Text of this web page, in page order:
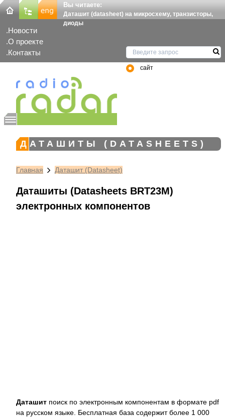
Вы читаете:
Даташит (datasheet) на микросхему, транзисторы,
диоды
Новости
О проекте
Контакты
сайт
ДАТАШИТЫ (DATASHEETS)
Главная Даташит (Datasheet)
Даташиты (Datasheets BRT23M)
электронных компонентов
Даташит поиск по электронным компонентам в формате pdf
на русском языке. Бесплатная база содержит более 1 000